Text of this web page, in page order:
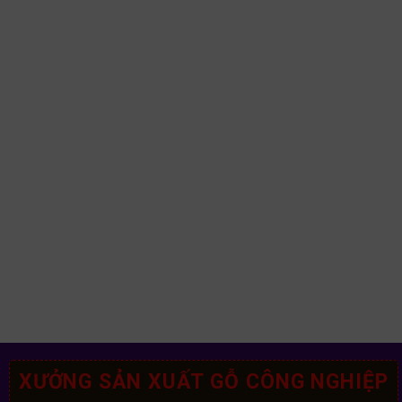
XƯỞNG SẢN XUẤT GỖ CÔNG NGHIỆP